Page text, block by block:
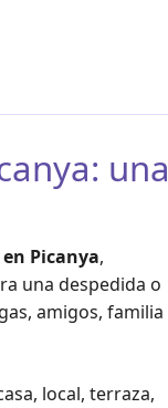
una
Picanya,
una despedida o
amigos, familia
local, terraza,